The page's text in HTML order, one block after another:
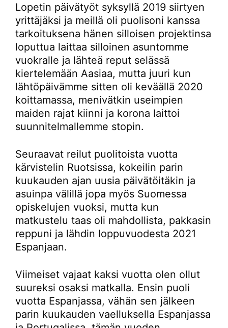
Lopetin päivätyöt syksyllä 2019 siirtyen
yrittäjäksi ja meillä oli puolisoni kanssa
tarkoituksena hänen silloisen projektinsa
loputtua laittaa silloinen asuntomme
vuokralle ja lähteä reput selässä
kiertelemään Aasiaa, mutta juuri kun
lähtöpäivämme sitten oli keväällä 2020
koittamassa, menivätkin useimpien
maiden rajat kiinni ja korona laittoi
suunnitelmallemme stopin.
Seuraavat reilut puolitoista vuotta
kärvistelin Ruotsissa, kokeilin parin
kuukauden ajan uusia päivätöitäkin ja
asuinpa välillä jopa myös Suomessa
opiskelujen vuoksi, mutta kun
matkustelu taas oli mahdollista, pakkasin
reppuni ja lähdin loppuvuodesta 2021
Espanjaan.
Viimeiset vajaat kaksi vuotta olen ollut
suureksi osaksi matkalla. Ensin puoli
vuotta Espanjassa, vähän sen jälkeen
parin kuukauden vaelluksella Espanjassa